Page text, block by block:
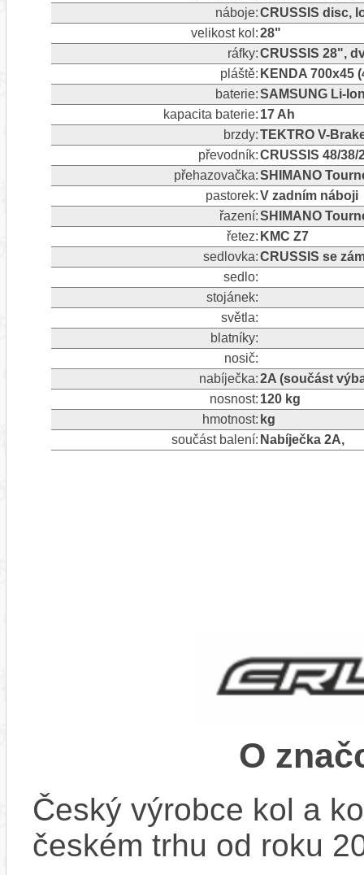
náboje:CRUSSIS disc,
velikost kol:28"
ráfky:CRUSSIS 28",
pláště: KENDA 700x45
baterie:SAMSUNG Li-
kapacita baterie: 17 Ah
brzdy:TEKTRO V-
převodník:CRUSSIS 48/38/
přehazovačka:SHIMANO
pastorek:V zadním náboji
řazení:SHIMANO
řetez: KMC Z7
sedlovka:CRUSSIS se
sedlo:
stojánek:
světla:
blatníky:
nosič:
nabíječka:2A (součást
nosnost: 120 kg
hmotnost: kg
součást balení: Nabíječka 2A,
O
Český výrobce kol a
českém trhu od roku